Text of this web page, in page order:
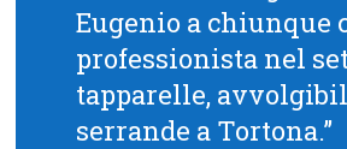
Eugenio a chiunque
professionista nel
tapparelle,
serrande a Tortona.”